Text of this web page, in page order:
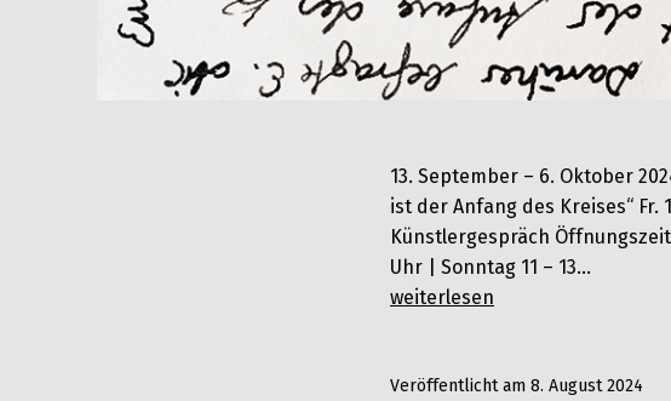
13. September – 6. Oktober
ist der Anfang des Kreises“ Fr.
Künstlergespräch
Uhr | Sonntag 11 – 13…
Esther
Zahel
weiterlesen
Veröffentlicht am 8. August 2024